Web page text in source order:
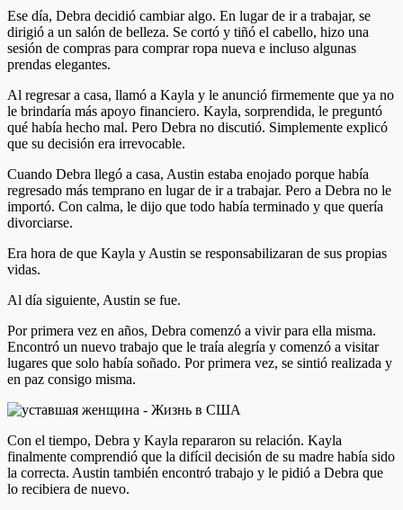
Ese día, Debra decidió cambiar algo. En lugar de ir a trabajar, se
dirigió a un salón de belleza. Se cortó y tiñó el cabello, hizo una
sesión de compras para comprar ropa nueva e incluso algunas
prendas elegantes.
Al regresar a casa, llamó a Kayla y le anunció firmemente que ya no
le brindaría más apoyo financiero. Kayla, sorprendida, le preguntó
qué había hecho mal. Pero Debra no discutió. Simplemente explicó
que su decisión era irrevocable.
Cuando Debra llegó a casa, Austin estaba enojado porque había
regresado más temprano en lugar de ir a trabajar. Pero a Debra no le
importó. Con calma, le dijo que todo había terminado y que quería
divorciarse.
Era hora de que Kayla y Austin se responsabilizaran de sus propias
vidas.
Al día siguiente, Austin se fue.
Por primera vez en años, Debra comenzó a vivir para ella misma.
Encontró un nuevo trabajo que le traía alegría y comenzó a visitar
lugares que solo había soñado. Por primera vez, se sintió realizada y
en paz consigo misma.
Con el tiempo, Debra y Kayla repararon su relación. Kayla
finalmente comprendió que la difícil decisión de su madre había sido
la correcta. Austin también encontró trabajo y le pidió a Debra que
lo recibiera de nuevo.